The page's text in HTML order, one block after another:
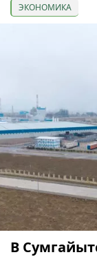
ЭКОНОМИКА
В